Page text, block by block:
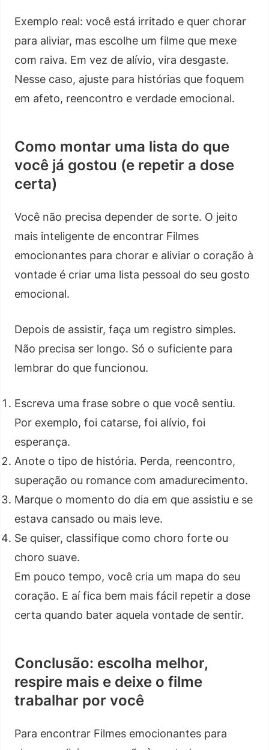
Exemplo real: você está irritado e quer chorar
para aliviar, mas escolhe um filme que mexe
com raiva. Em vez de alívio, vira desgaste.
Nesse caso, ajuste para histórias que foquem
em afeto, reencontro e verdade emocional.
Como montar uma lista do que
você já gostou (e repetir a dose
certa)
Você não precisa depender de sorte. O jeito
mais inteligente de encontrar Filmes
emocionantes para chorar e aliviar o coração à
vontade é criar uma lista pessoal do seu gosto
emocional.
Depois de assistir, faça um registro simples.
Não precisa ser longo. Só o suficiente para
lembrar do que funcionou.
Escreva uma frase sobre o que você sentiu.
Por exemplo, foi catarse, foi alívio, foi
esperança.
Anote o tipo de história. Perda, reencontro,
superação ou romance com amadurecimento.
Marque o momento do dia em que assistiu e se
estava cansado ou mais leve.
Se quiser, classifique como choro forte ou
choro suave.
Em pouco tempo, você cria um mapa do seu
coração. E aí fica bem mais fácil repetir a dose
certa quando bater aquela vontade de sentir.
Conclusão: escolha melhor,
respire mais e deixe o filme
trabalhar por você
Para encontrar Filmes emocionantes para